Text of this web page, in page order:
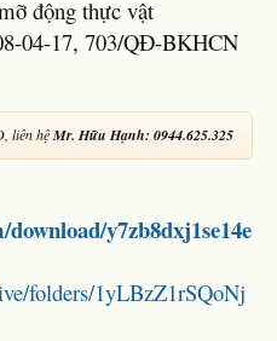
động thực vật
04-17, 703/QĐ-BKHCN
liên hệMr. Hữu Hạnh: 0944.625.325
y7zb8dxj1se14e
folders/1yLBzZ1rSQoNj